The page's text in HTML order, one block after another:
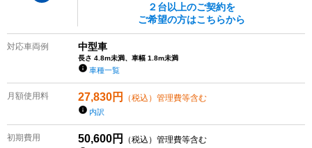
２台以上のご契約を
ご希望の方はこちらから
対応車両例 中型車
長さ 4.8m未満、車幅 1.8m未満
車種一覧
月額使用料 27,830円 （税込）管理費等含む
内訳
初期費用 50,600円 （税込）管理費等含む